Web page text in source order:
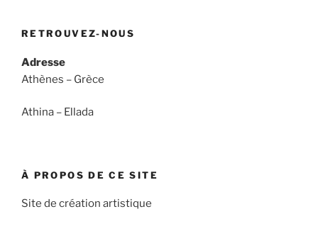
RETROUVEZ-NOUS
Adresse
Athènes – Grèce
Athina – Ellada
À PROPOS DE CE SITE
Site de création artistique